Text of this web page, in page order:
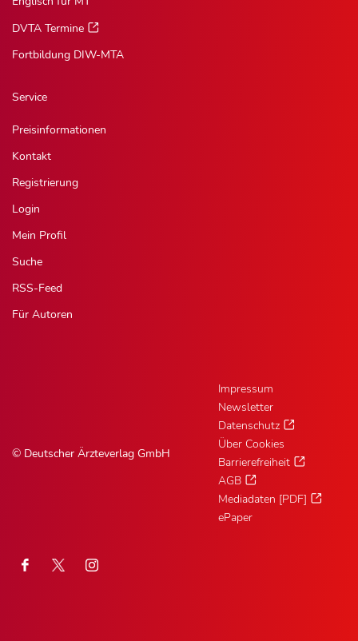
DVTA Termine
Fortbildung DIW-MTA
Service
Preisinformationen
Kontakt
Registrierung
Login
Mein Profil
Suche
RSS-Feed
Für Autoren
© Deutscher Ärzteverlag GmbH
Impressum
Newsletter
Datenschutz
Über Cookies
Barrierefreiheit
AGB
Mediadaten [PDF]
ePaper